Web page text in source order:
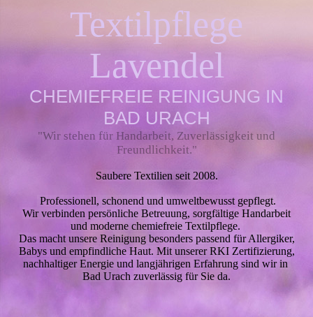
Textil­pflege
Lavendel
CHEMIEFREIE REINIGUNG IN
BAD URACH
"Wir stehen für Handarbeit, Zuverlässigkeit und
Freundlichkeit."
Saubere Textilien seit 2008.
Professionell, schonend und umweltbewusst gepflegt.
Wir verbinden persönliche Betreuung, sorgfältige Handarbeit
und moderne chemiefreie Textilpflege.
Das macht unsere Reinigung besonders passend für Allergiker,
Babys und empfindliche Haut. Mit unserer RKI Zertifizierung,
nachhaltiger Energie und langjährigen Erfahrung sind wir in
Bad Urach zuverlässig für Sie da.